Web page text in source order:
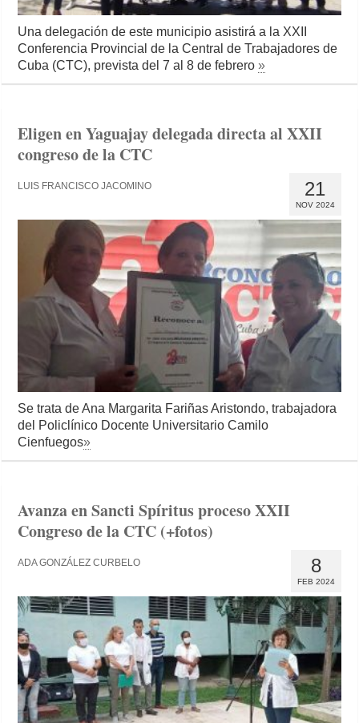
Una delegación de este municipio asistirá a la XXII
Conferencia Provincial de la Central de Trabajadores de
Cuba (CTC), prevista del 7 al 8 de febrero»
Eligen en Yaguajay delegada directa al XXII
congreso de la CTC
21
NOV 2024
LUIS FRANCISCO JACOMINO
Se trata de Ana Margarita Fariñas Aristondo, trabajadora
del Policlínico Docente Universitario Camilo
Cienfuegos»
Avanza en Sancti Spíritus proceso XXII
Congreso de la CTC (+fotos)
8
FEB 2024
ADA GONZÁLEZ CURBELO